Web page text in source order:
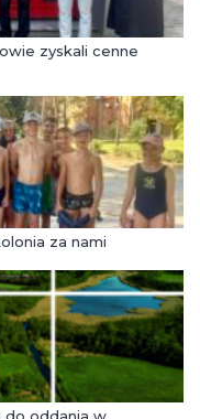
zyskali cenne
za nami